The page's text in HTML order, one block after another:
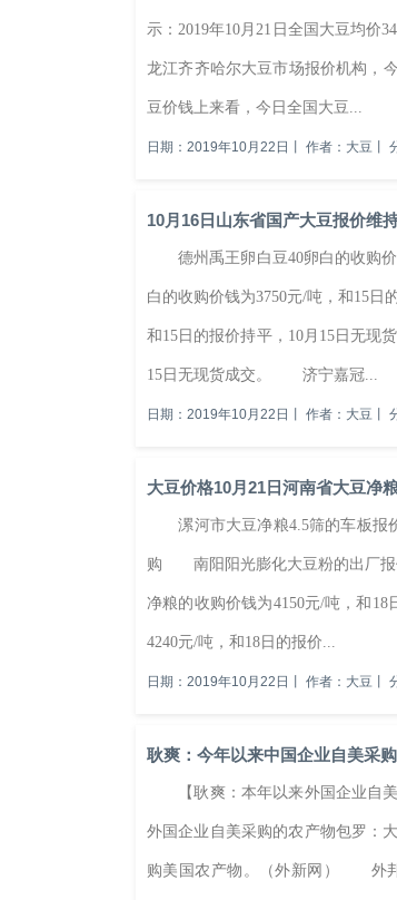
示：2019年10月21日全国大豆均
龙江齐齐哈尔大豆市场报价机构
豆价钱上来看，今日全国大豆...
日期：2019年10月22日 作者：大豆
10月16日山东省国产大豆报价维
德州禹王卵白豆40卵白的收购价
白的收购价钱为3750元/吨，和15
和15日的报价持平，10月15日无
15日无现货成交。 济宁嘉冠...
日期：2019年10月22日 作者：大豆
大豆价格10月21日河南省大豆净
漯河市大豆净粮4.5筛的车板报价
购 南阳阳光膨化大豆粉的出厂报
净粮的收购价钱为4150元/吨，和
4240元/吨，和18日的报价...
日期：2019年10月22日 作者：大豆
耿爽：今年以来中国企业自美采
【耿爽：本年以来外国企业自美
外国企业自美采购的农产物包罗：
购美国农产物。（外新网） 外邦